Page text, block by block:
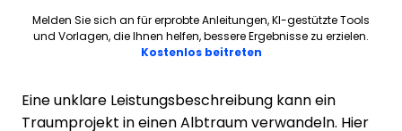
Melden Sie sich an für erprobte Anleitungen, KI-gestützte Tools
und Vorlagen, die Ihnen helfen, bessere Ergebnisse zu erzielen.
Kostenlos beitretenOpens new window
Eine unklare Leistungsbeschreibung kann ein
Traumprojekt in einen Albtraum verwandeln. Hier